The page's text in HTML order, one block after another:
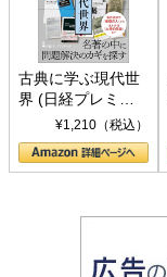
古典に学ぶ現代世
界 (日経プレミア
シリーズ)¥1,210（税込）